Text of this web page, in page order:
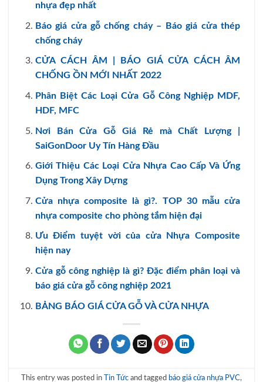
nhựa đẹp nhất
Báo giá cửa gỗ chống cháy – Báo giá cửa thép
chống cháy
CỬA CÁCH ÂM | BÁO GIÁ CỬA CÁCH ÂM
CHỐNG ỒN MỚI NHẤT 2022
Phân Biệt Các Loại Cửa Gỗ Công Nghiệp MDF,
HDF, MFC
Nơi Bán Cửa Gỗ Giá Rẻ mà Chất Lượng |
SaiGonDoor Uy Tín Hàng Đầu
Giới Thiệu Các Loại Cửa Nhựa Cao Cấp Và Ứng
Dụng Trong Xây Dựng
Cửa nhựa composite là gì?. TOP 30 mẫu cửa
nhựa composite cho phòng tắm hiện đại
Ưu Điểm tuyệt vời của cửa Nhựa Composite
hiện nay
Cửa gỗ công nghiệp là gì? Đặc điểm phân loại và
báo giá cửa gỗ công nghiệp 2021
BẢNG BÁO GIÁ CỬA GỖ VÀ CỬA NHỰA
This entry was posted in Tin Tức and tagged báo giá cửa nhựa PVC,